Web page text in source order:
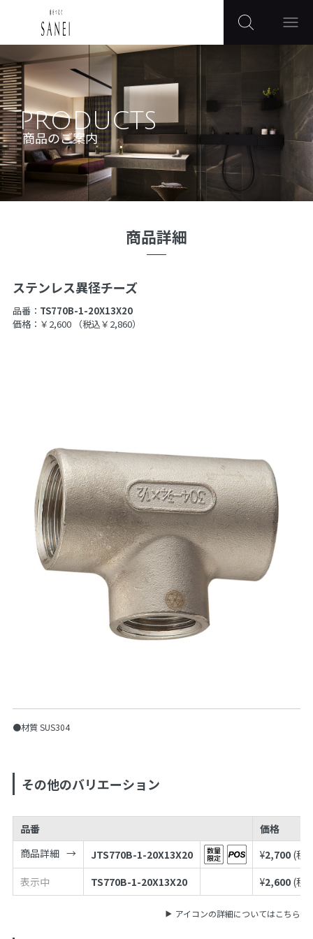
PRODUCTS
商品のご案内
商品詳細
ステンレス異径チーズ
品番： TS770B-1-20X13X20
価格：￥2,600
（税込￥2,860）
●材質 SUS304
その他のバリエーション
品番
価格
商品詳細
JTS770B-1-20X13X20 ¥2,700 (税
表示中
TS770B-1-20X13X20 ¥2,600 (税
アイコンの詳細についてはこちら